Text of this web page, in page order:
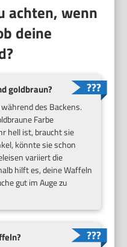
achten, wenn
deine
goldbraun?
des Backens.
Farbe
hell ist, braucht sie
könnte sie schon
variiert die
hilft es, deine Waffeln
gut im Auge zu